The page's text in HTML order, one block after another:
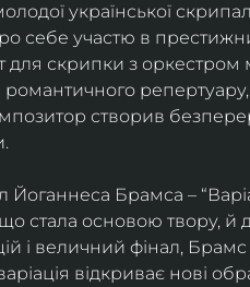
української
себе участю в
для скрипки з оркестром
створив
Брамса –
стала основою твору, й
і величний фінал,
відкриває нові